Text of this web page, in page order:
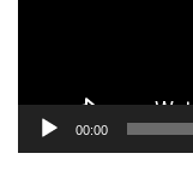
00:00